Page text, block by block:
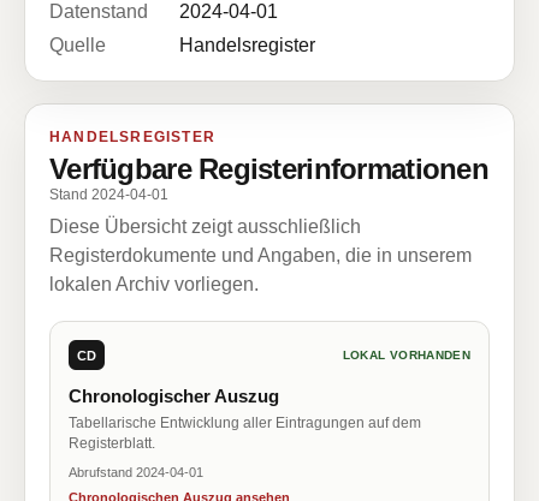
Datenstand
2024-04-01
Quelle
Handelsregister
HANDELSREGISTER
Verfügbare Registerinformationen
Stand 2024-04-01
Diese Übersicht zeigt ausschließlich
Registerdokumente und Angaben, die in unserem
lokalen Archiv vorliegen.
CD LOKAL VORHANDEN
Chronologischer Auszug
Tabellarische Entwicklung aller Eintragungen auf dem
Registerblatt.
Abrufstand 2024-04-01
Chronologischen Auszug ansehen